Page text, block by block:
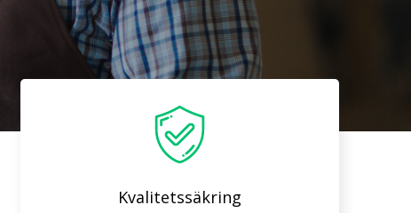
Kvalitetssäkring